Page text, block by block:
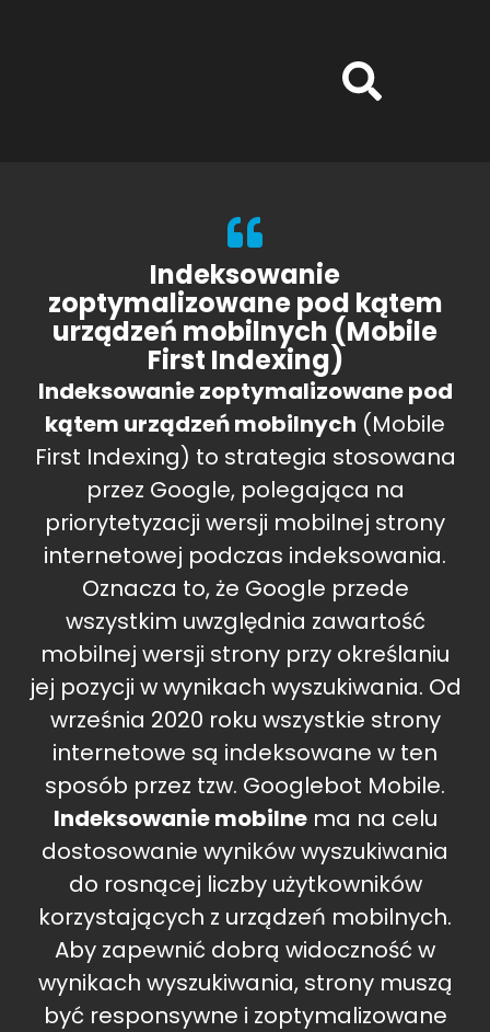
Indeksowanie
zoptymalizowane pod kątem
urządzeń mobilnych (Mobile
First Indexing)
Indeksowanie zoptymalizowane pod
kątem urządzeń mobilnych (Mobile
First Indexing) to strategia stosowana
przez Google, polegająca na
priorytetyzacji wersji mobilnej strony
internetowej podczas indeksowania.
Oznacza to, że Google przede
wszystkim uwzględnia zawartość
mobilnej wersji strony przy określaniu
jej pozycji w wynikach wyszukiwania. Od
września 2020 roku wszystkie strony
internetowe są indeksowane w ten
sposób przez tzw. Googlebot Mobile.
Indeksowanie mobilnema na celu
dostosowanie wyników wyszukiwania
do rosnącej liczby użytkowników
korzystających z urządzeń mobilnych.
Aby zapewnić dobrą widoczność w
wynikach wyszukiwania, strony muszą
być responsywne i zoptymalizowane